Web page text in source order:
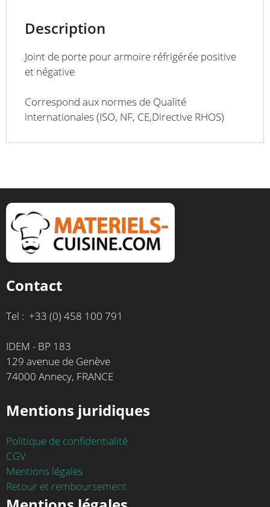
Description
Joint de porte pour armoire réfrigérée positive
et négative
Correspond aux normes de Qualité
internationales (ISO, NF, CE,Directive RHOS)
Contact
Tel : +33 (0) 458 100 791
IDEM - BP 183
129 avenue de Genève
74000 Annecy, FRANCE
Mentions juridiques
Politique de confidentialité
CGV
Mentions légales
Retour et remboursement